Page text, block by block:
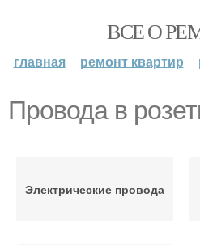
ВСЕ О
главная ремонт квартир
Провода в
Электрические провода